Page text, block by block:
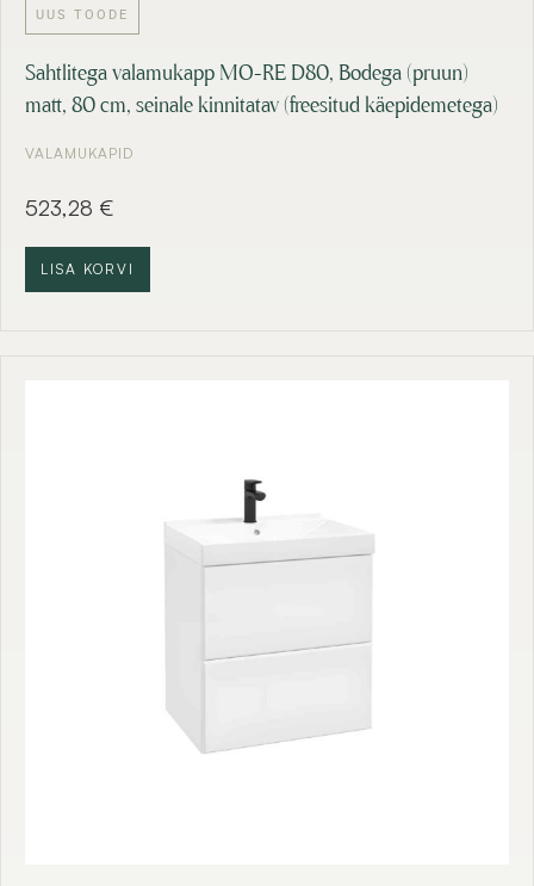
UUS TOODE
Sahtlitega valamukapp MO-RE D80, Bodega (pruun)
matt, 80 cm, seinale kinnitatav (freesitud käepidemetega)
VALAMUKAPID
523,28 €
LISA KORVI